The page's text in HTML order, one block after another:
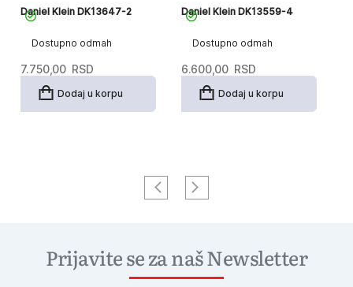
Dostupno odmah
Daniel Klein DK13647-2
7.750,00 RSD
Dodaj u korpu
Dostupno odmah
Daniel Klein DK13559-4
6.600,00 RSD
Dodaj u korpu
Prijavite se za naš Newsletter